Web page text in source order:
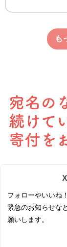
も
フォローやいいね
緊急のお知らせな
願いします。